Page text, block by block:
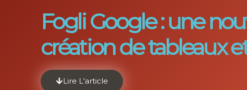
Fogli Google : une
création de tableaux
Lire L'article